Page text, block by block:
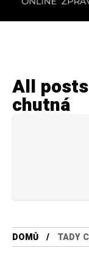
All
chutná
DOMŮ TADY